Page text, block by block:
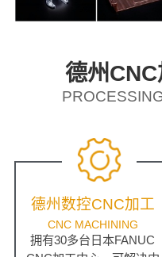
德州
德州数控CNC加工
CNC MACHINING
拥有30多台日本FANUC